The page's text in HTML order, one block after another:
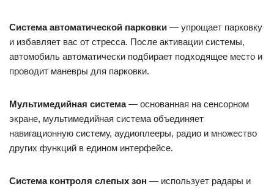
Система автоматической парковки — упрощает парковку
и избавляет вас от стресса. После активации системы,
автомобиль автоматически подбирает подходящее место и
проводит маневры для парковки.
Мультимедийная система— основанная на сенсорном
экране, мультимедийная система объединяет
навигационную систему, аудиоплееры, радио и множество
других функций в едином интерфейсе.
Система контроля слепых зон — использует радары и